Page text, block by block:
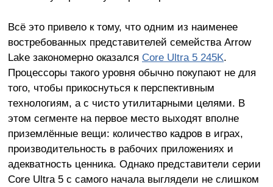
Всё это привело к тому, что одним из наименее
востребованных представителей семейства Arrow
Lake закономерно оказался Core Ultra 5 245K.
Процессоры такого уровня обычно покупают не для
того, чтобы прикоснуться к перспективным
технологиям, а с чисто утилитарными целями. В
этом сегменте на первое место выходят вполне
приземлённые вещи: количество кадров в играх,
производительность в рабочих приложениях и
адекватность ценника. Однако представители серии
Core Ultra 5 с самого начала выглядели не слишком